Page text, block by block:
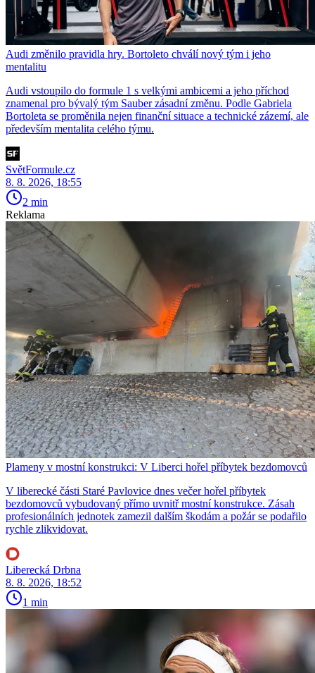
Audi změnilo pravidla hry. Bortoleto chválí nový tým i jeho
mentalitu
Audi vstoupilo do formule 1 s velkými ambicemi a jeho příchod
znamenal pro bývalý tým Sauber zásadní změnu. Podle Gabriela
Bortoleta se proměnila nejen finanční situace a technické zázemí, ale
především mentalita celého týmu.
SvětFormule.cz
8. 8. 2026, 18:55
2 min
Reklama
Plameny v mostní konstrukci: V Liberci hořel příbytek bezdomovců
V liberecké části Staré Pavlovice dnes večer hořel příbytek
bezdomovců vybudovaný přímo uvnitř mostní konstrukce. Zásah
profesionálních jednotek zamezil dalším škodám a požár se podařilo
rychle zlikvidovat.
Liberecká Drbna
8. 8. 2026, 18:52
1 min